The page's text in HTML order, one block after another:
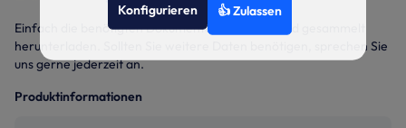
Einfach die benötigten Dokumente auswählen und gesammelt
herunterladen. Sollten Sie weitere Daten benötigen, sprechen Sie
uns gerne jederzeit an.
Produktinformationen
Konfigurieren 👍 Zulassen